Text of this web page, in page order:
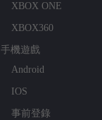
XBOX ONE
XBOX360
手機遊戲
Android
IOS
事前登錄